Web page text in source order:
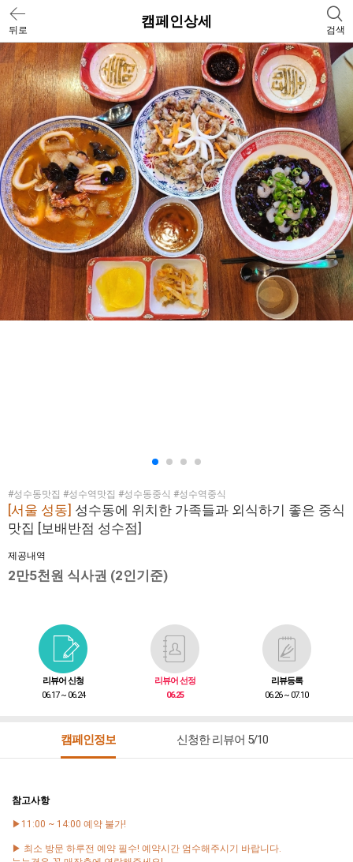
뒤로
캠페인상세
검색
#성수동맛집 #성수역맛집 #성수동중식 #성수역중식
[서울 성동] 성수동에 위치한 가족들과 외식하기 좋은 중식
맛집 [보배반점 성수점]
제공내역
2만5천원 식사권 (2인기준)
리뷰어 신청
06.17 ~ 06.24
리뷰어 선정
06.25
리뷰등록
06.26 ~ 07.10
캠페인정보 신청한 리뷰어 5/10
참고사항
▶11:00 ~ 14:00 예약 불가!
▶ 최소 방문 하루전 예약 필수! 예약시간 엄수해주시기 바랍니다.